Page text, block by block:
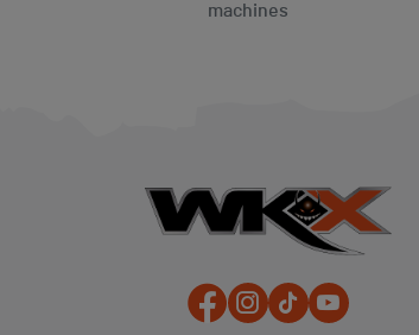
(2 avis)
machines